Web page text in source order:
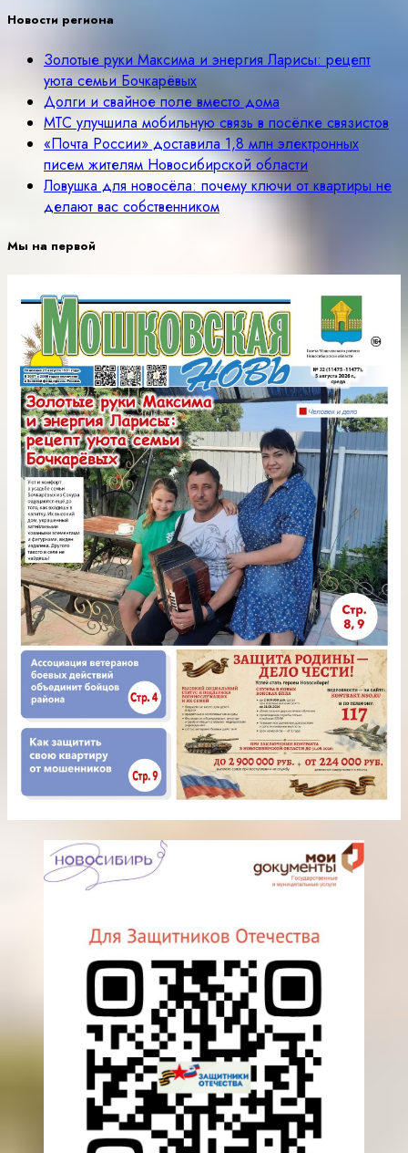
Новости региона
Золотые руки Максима и энергия Ларисы: рецепт
уюта семьи Бочкарёвых
Долги и свайное поле вместо дома
МТС улучшила мобильную связь в посёлке связистов
«Почта России» доставила 1,8 млн электронных
писем жителям Новосибирской области
Ловушка для новосёла: почему ключи от квартиры не
делают вас собственником
Мы на первой